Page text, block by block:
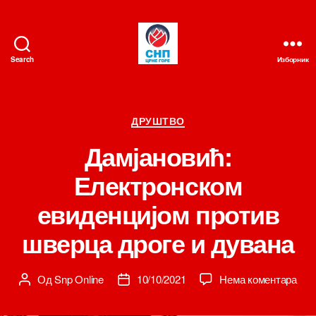
Search Изборник
Категорије
ДРУШТВО
Дамјановић:
Електронском
евиденцијом против
шверца дроге и дувана
Аутор
ОдSnp Online
Датум10/10/2021 Нема коментарана